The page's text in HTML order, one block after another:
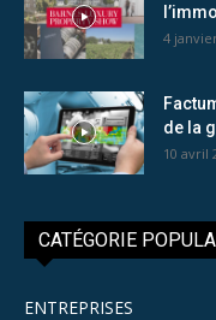
4
de la
10 avril
CATÉGORIE
ENTREPRISES